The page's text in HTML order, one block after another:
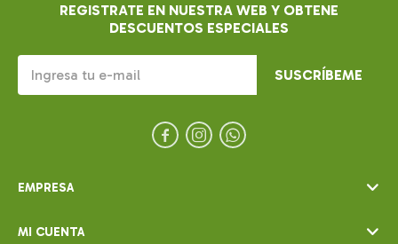
EMPRESA
MI CUENTA
REGISTRATE EN NUESTRA WEB Y OBTENE
DESCUENTOS ESPECIALES
SUSCRÍBEME
  